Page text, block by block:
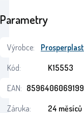
Parametry
Výrobce:
Prosperplast
Kód:
K15553
EAN: 8596406069199
Záruka:
24 měsíců